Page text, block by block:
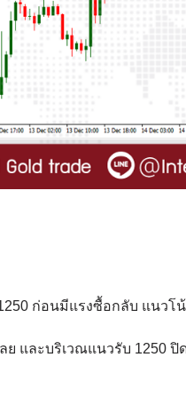
ก่อนมีแรงซื้อกลับ แนวโ
และบริเวณแนวรับ 1250